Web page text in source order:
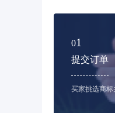
01
提交订单
买家挑选商标